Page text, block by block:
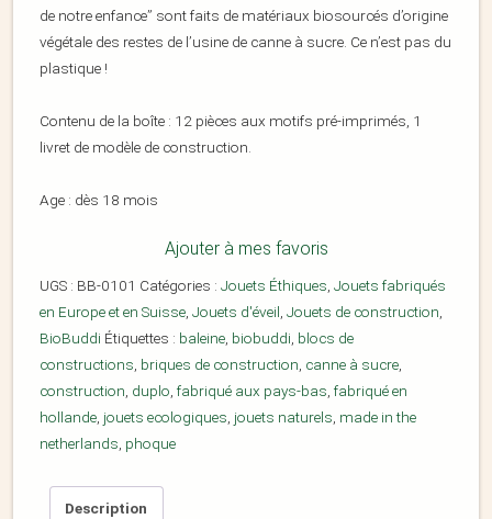
de notre enfance” sont faits de matériaux biosourcés d’origine
végétale des restes de l’usine de canne à sucre. Ce n’est pas du
plastique !
Contenu de la boîte : 12 pièces aux motifs pré-imprimés, 1
livret de modèle de construction.
Age : dès 18 mois
Ajouter à mes favoris
UGS : BB-0101 Catégories : Jouets Éthiques, Jouets fabriqués
en Europe et en Suisse, Jouets d'éveil, Jouets de construction,
BioBuddi Étiquettes : baleine, biobuddi, blocs de
constructions, briques de construction, canne à sucre,
construction, duplo, fabriqué aux pays-bas, fabriqué en
hollande, jouets ecologiques, jouets naturels, made in the
netherlands, phoque
Description